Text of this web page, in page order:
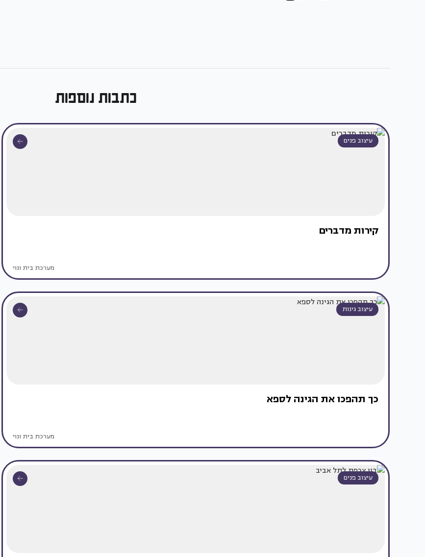
כתבות נוספות
עיצוב פנים
קירות מדברים
מערכת בית ונוי
עיצוב גינות
כך תהפכו את הגינה לספא
מערכת בית ונוי
עיצוב פנים